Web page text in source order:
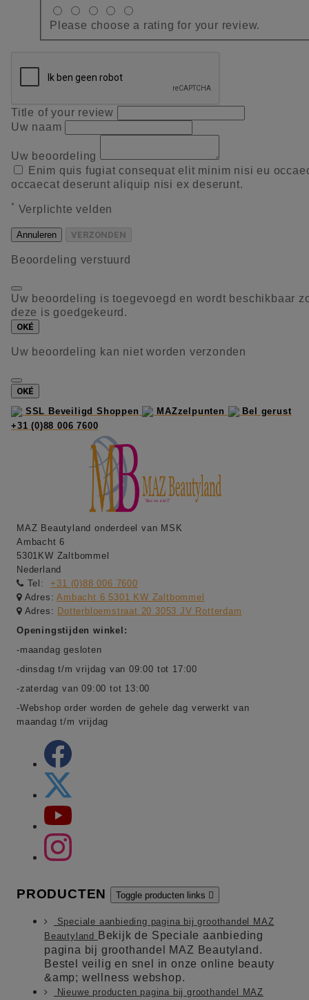
Please choose a rating for your review.
Title of your review
Uw naam
Uw beoordeling
Enim quis fugiat consequat elit minim nisi eu
occaecat deserunt aliquip nisi ex deserunt.
* Verplichte velden
Annuleren VERZONDEN
Beoordeling verstuurd
Uw beoordeling is toegevoegd en wordt beschikbaar
deze is goedgekeurd.
OKÉ
Uw beoordeling kan niet worden verzonden
OKÉ
SSL Beveiligd Shoppen
MAZzelpunten
Bel gerust
+31 (0)88 006 7600
MAZ Beautyland onderdeel van MSK
Ambacht 6
5301KW Zaltbommel
Nederland
Tel:
+31 (0)88 006 7600
Adres:Ambacht 6 5301 KW Zaltbommel
Adres: Dotterbloemstraat 20 3053 JV Rotterdam
Openingstijden winkel:
-maandag gesloten
-dinsdag t/m vrijdag van 09:00 tot 17:00
-zaterdag van 09:00 tot 13:00
-Webshop order worden de gehele dag verwerkt van
maandag t/m vrijdag
PRODUCTEN Toggle producten links 
Speciale aanbieding pagina bij groothandel MAZ
Beautyland
Bekijk de Speciale aanbieding
pagina bij groothandel MAZ Beautyland.
Bestel veilig en snel in onze online beauty
&amp; wellness webshop.
Nieuwe producten pagina bij groothandel MAZ